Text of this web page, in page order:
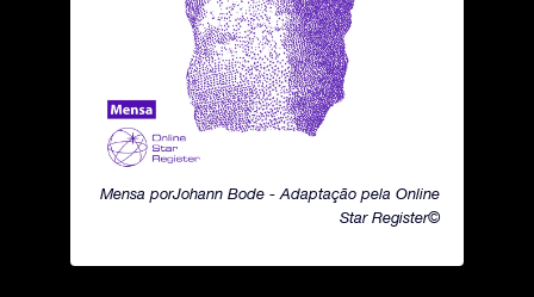
Mensa porJohann Bode - Adaptação pela Online
Star Register©